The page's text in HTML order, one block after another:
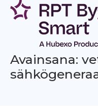
Siirry
sisältöön
Avainsana: